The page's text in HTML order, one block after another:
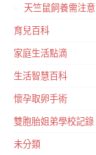
天竺鼠飼養需注
育兒百科
家庭生活點滴
生活智慧百科
懷孕取卵手術
雙胞胎姐弟學校記錄
未分類